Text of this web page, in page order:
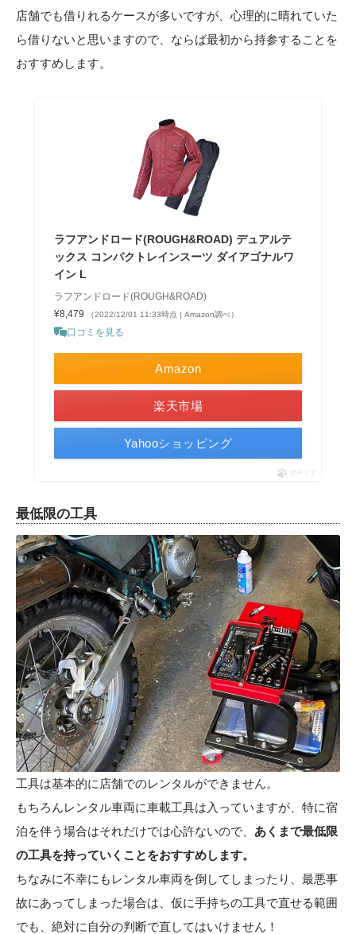
店舗でも借りれるケースが多いですが、心理的に晴れていた
ら借りないと思いますので、ならば最初から持参することを
おすすめします。
ラフアンドロード(ROUGH&ROAD) デュアルテ
ックス コンパクトレインスーツ ダイアゴナルワ
イン L
ラフアンドロード(ROUGH&ROAD)
¥8,479
（2022/12/01 11:33時点 | Amazon調べ）
口コミを見る
Amazon
楽天市場
Yahooショッピング
ポチップ
最低限の工具
工具は基本的に店舗でのレンタルができません。
もちろんレンタル車両に車載工具は入っていますが、特に宿
泊を伴う場合はそれだけでは心許ないので、 あくまで最低限
の工具を持っていくことをおすすめします。
ちなみに不幸にもレンタル車両を倒してしまったり、最悪事
故にあってしまった場合は、仮に手持ちの工具で直せる範囲
でも、絶対に自分の判断で直してはいけません！